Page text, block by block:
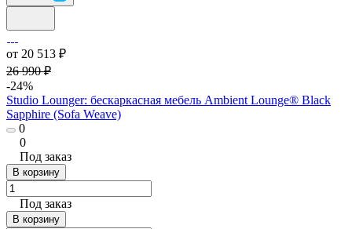
от 20 513 ₽
26 990 ₽
-24%
Studio Lounger: бескаркасная мебель Ambient Lounge® Black
Sapphire (Sofa Weave)
0
0
Под заказ
В корзину
Под заказ
В корзину